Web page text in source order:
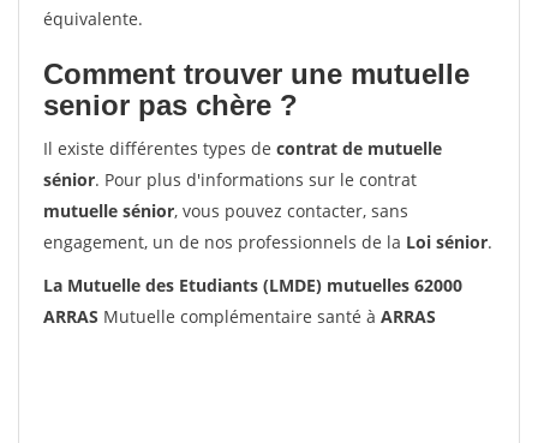
équivalente.
Comment trouver une mutuelle
senior pas chère ?
Il existe différentes types de contrat de mutuelle
sénior. Pour plus d'informations sur le contrat
mutuelle sénior, vous pouvez contacter, sans
engagement, un de nos professionnels de la Loi sénior.
La Mutuelle des Etudiants (LMDE) mutuelles 62000
ARRAS Mutuelle complémentaire santé à ARRAS